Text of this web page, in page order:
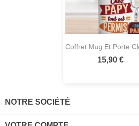
Coffret Mug Et Porte
15,90 €
NOTRE SOCIÉTÉ